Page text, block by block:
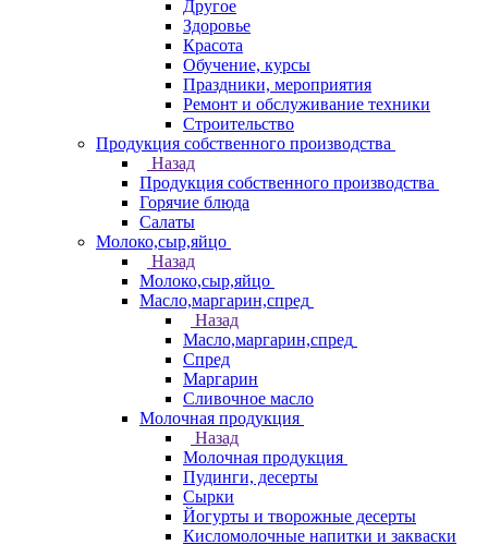
Другое
Здоровье
Красота
Обучение, курсы
Праздники, мероприятия
Ремонт и обслуживание техники
Строительство
Продукция собственного производства
Назад
Продукция собственного производства
Горячие блюда
Салаты
Молоко,сыр,яйцо
Назад
Молоко,сыр,яйцо
Масло,маргарин,спред
Назад
Масло,маргарин,спред
Спред
Маргарин
Сливочное масло
Молочная продукция
Назад
Молочная продукция
Пудинги, десерты
Сырки
Йогурты и творожные десерты
Кисломолочные напитки и закваски